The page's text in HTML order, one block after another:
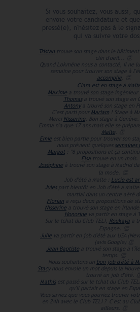
Si vous souhaitez, vous aussi,
envoie votre candidature et
pressé(e), n'hésitez pas à le
qui va suivre votre
Tristan trouve son stage dans le
clin d'oeil...
Quand Lokmène nous a contacté, il ne
semaine pour trouver son stage à
accomplie.
Clara est en stage à
Maxime a trouvé son stage ingénieur
Thomasa trouvé son stage en
Antonya trouvé son stage en
C'est parti pour Mariam ! Stage à
Merci Nisserine. Bon stage à
Emma n'a que 17 ans mais elle se
Malte
Emieest bien partie pour trouver son
nous prévient quelques semaines
Margot: "6 propositions et ça
Elsatrouve en un mois.
Joséphine à trouvé son stage à Madrid
la mode.
Job d'été à Malte :
Lucie est
Julespart bientôt en Job d'été à Malte :
martial dans un centre aéré
Florian a reçu deux propositions de
Nisserine a trouvé son stage en
Honorineva partir en stage à
Sur le tchat du Club TELI,
Roukayaa
Espagne.
Julie va partir en job d'été aux USA
(avis Google)
Jean Baptistea trouvé son stage à
temps.
Nous souhaitons un bon job d'été à
Stacynous envoie un mot depuis la
trouvé un job d'été.
Mathisest passé sur le tchat du Club
qu'il partait en stage en
Vous saviez que vous pouviez trouver
en 24h avec le Club TELI ?
C'est au
ailleurs.